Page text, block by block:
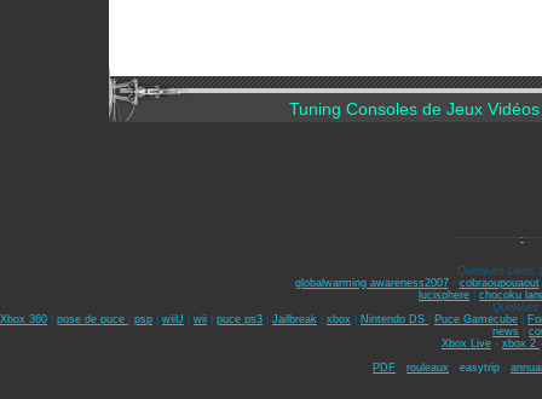
Tuning Consoles de Jeux Vidéos
-------------------
Quelques Liens
globalwarming awareness2007- cobraoupouaout
lucisphere
chocoku
Xbox 360
pose de puce psp wiiU wii puce ps3 Jailbreak xbox Nintendo DS Puce Gamecube
news
Xbox Live - xbox 2
PDF - rouleaux - easytrip -